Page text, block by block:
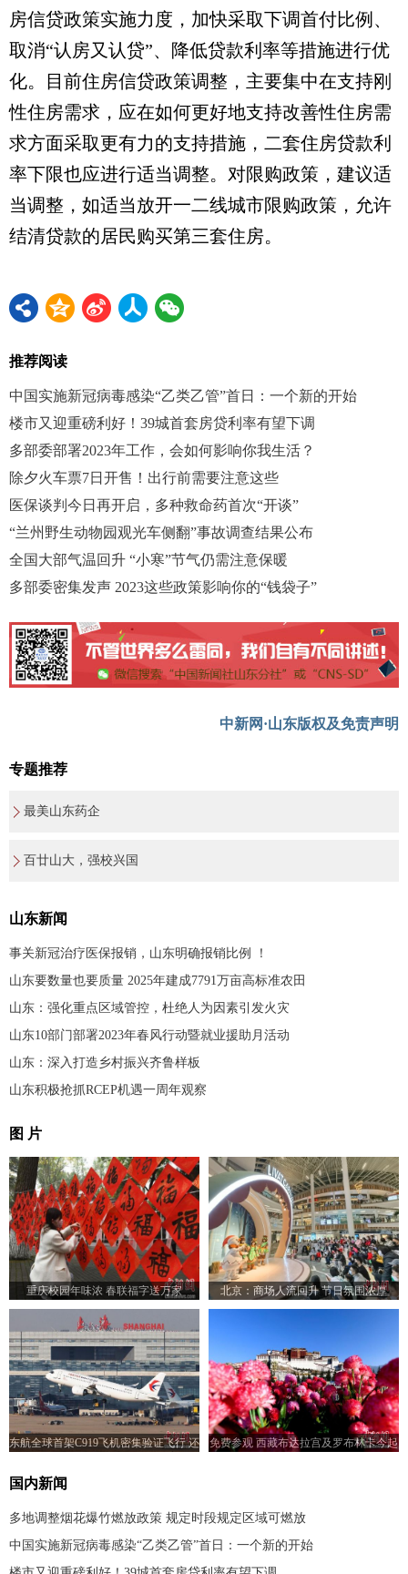
房信贷政策实施力度，加快采取下调首付比例、
取消“认房又认贷”、降低贷款利率等措施进行优
化。目前住房信贷政策调整，主要集中在支持刚
性住房需求，应在如何更好地支持改善性住房需
求方面采取更有力的支持措施，二套住房贷款利
率下限也应进行适当调整。对限购政策，建议适
当调整，如适当放开一二线城市限购政策，允许
结清贷款的居民购买第三套住房。
推荐阅读
中国实施新冠病毒感染“乙类乙管”首日：一个新的开始
楼市又迎重磅利好！39城首套房贷利率有望下调
多部委部署2023年工作，会如何影响你我生活？
除夕火车票7日开售！出行前需要注意这些
医保谈判今日再开启，多种救命药首次“开谈”
“兰州野生动物园观光车侧翻”事故调查结果公布
全国大部气温回升 “小寒”节气仍需注意保暖
多部委密集发声 2023这些政策影响你的“钱袋子”
中新网·山东版权及免责声明
专题推荐
最美山东药企
百廿山大，强校兴国
山东新闻
事关新冠治疗医保报销，山东明确报销比例 ！
山东要数量也要质量 2025年建成7791万亩高标准农田
山东：强化重点区域管控，杜绝人为因素引发火灾
山东10部门部署2023年春风行动暨就业援助月活动
山东：深入打造乡村振兴齐鲁样板
山东积极抢抓RCEP机遇一周年观察
图 片
重庆校园年味浓 春联福字送万家 北京：商场人流回升 节日氛围浓厚
东航全球首架C919飞机密集验证飞行 还
免费参观 西藏布达拉宫及罗布林卡今起
国内新闻
多地调整烟花爆竹燃放政策 规定时段规定区域可燃放
中国实施新冠病毒感染“乙类乙管”首日：一个新的开始